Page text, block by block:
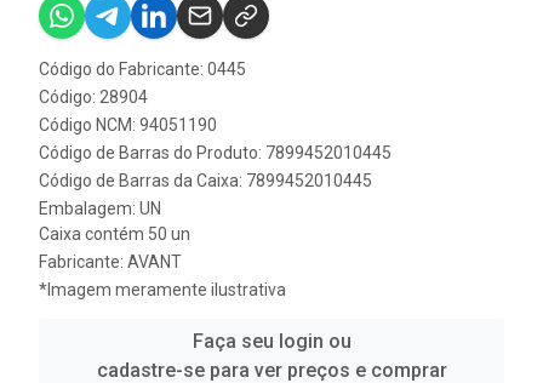
Código do Fabricante: 0445
Código: 28904
Código NCM: 94051190
Código de Barras do Produto: 7899452010445
Código de Barras da Caixa: 7899452010445
Embalagem: UN
Caixa contém 50 un
Fabricante: AVANT
*Imagem meramente ilustrativa
Faça seu login ou
cadastre-se para ver preços e comprar